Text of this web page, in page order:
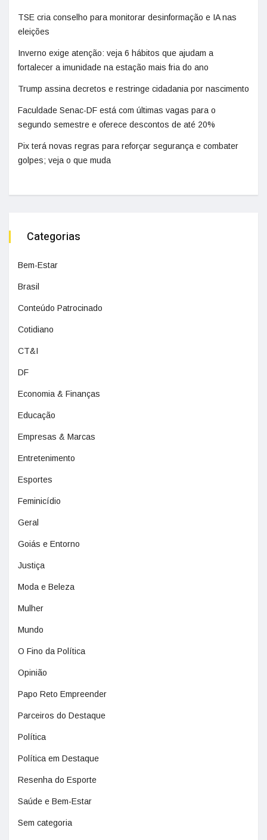
TSE cria conselho para monitorar desinformação e IA nas
eleições
Inverno exige atenção: veja 6 hábitos que ajudam a
fortalecer a imunidade na estação mais fria do ano
Trump assina decretos e restringe cidadania por nascimento
Faculdade Senac-DF está com últimas vagas para o
segundo semestre e oferece descontos de até 20%
Pix terá novas regras para reforçar segurança e combater
golpes; veja o que muda
Categorias
Bem-Estar
Brasil
Conteúdo Patrocinado
Cotidiano
CT&I
DF
Economia & Finanças
Educação
Empresas & Marcas
Entretenimento
Esportes
Feminicídio
Geral
Goiás e Entorno
Justiça
Moda e Beleza
Mulher
Mundo
O Fino da Política
Opinião
Papo Reto Empreender
Parceiros do Destaque
Política
Política em Destaque
Resenha do Esporte
Saúde e Bem-Estar
Sem categoria